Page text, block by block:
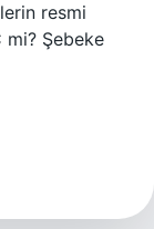
resmi
mi? Şebeke